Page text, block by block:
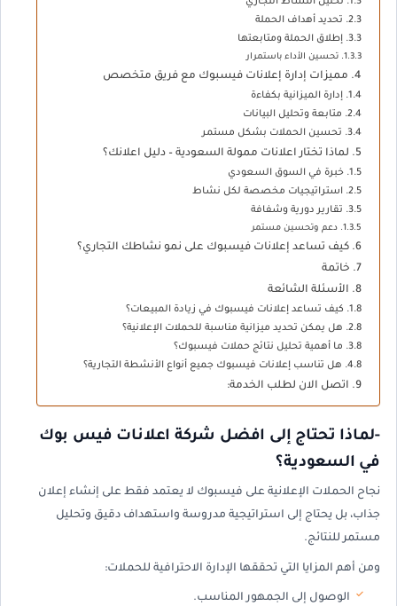
تحديد أهداف الحملة
إطلاق الحملة ومتابعتها
تحسين الأداء باستمرار
مميزات إدارة إعلانات فيسبوك مع فريق متخصص
إدارة الميزانية بكفاءة
متابعة وتحليل البيانات
تحسين الحملات بشكل مستمر
لماذا تختار اعلانات ممولة السعودية – دليل اعلانك؟
خبرة في السوق السعودي
استراتيجيات مخصصة لكل نشاط
تقارير دورية وشفافة
دعم وتحسين مستمر
كيف تساعد إعلانات فيسبوك على نمو نشاطك التجاري؟
خاتمة
الأسئلة الشائعة
كيف تساعد إعلانات فيسبوك في زيادة المبيعات؟
هل يمكن تحديد ميزانية مناسبة للحملات الإعلانية؟
ما أهمية تحليل نتائج حملات فيسبوك؟
هل تناسب إعلانات فيسبوك جميع أنواع الأنشطة التجارية؟
اتصل الان لطلب الخدمة:
-لماذا تحتاج إلى افضل شركة اعلانات فيس بوك
في السعودية؟
نجاح الحملات الإعلانية على فيسبوك لا يعتمد فقط على إنشاء إعلان
جذاب، بل يحتاج إلى استراتيجية مدروسة واستهداف دقيق وتحليل
مستمر للنتائج.
ومن أهم المزايا التي تحققها الإدارة الاحترافية للحملات:
الوصول إلى الجمهور المناسب.